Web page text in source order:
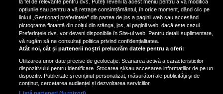
despre începutul relației cu Vlad
Gherman: „Eu am fost îngrozită de
aceasta posibilă relație”
la fel de relevante pentru dvs. Puteți reveni la acest meniu pentru a vă modifica
opțiunile sau pentru a vă retrage consimțământul, în orice moment, dând clic pe
linkul „Gestionați preferințele” din partea de jos a paginii web sau accesând
pictograma flotantă din colțul din stânga, jos, al paginii web, dacă este cazul.
Preferințele dvs. vor deveni disponibile în Site-ul web. Pentru detalii suplimentare,
vă rugăm să ne consultați politica privind confidențialitatea.
Atât noi, cât și partenerii noștri prelucrăm datele pentru a oferi:
Utilizarea unor date precise de geolocație. Scanarea activă a caracteristicilor
dispozitivului pentru identificare. Stocarea și/sau accesarea informațiilor de pe un
dispozitiv. Publicitate și conținut personalizat, măsurători ale publicității și de
conținut, cercetarea audienței și dezvoltarea serviciilor.